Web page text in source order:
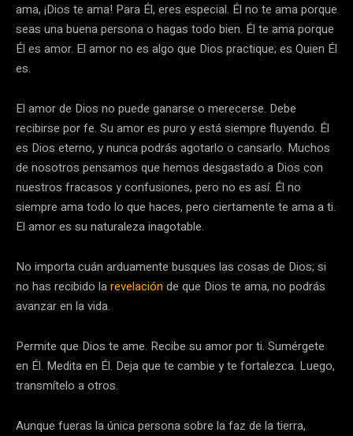
ama, ¡Dios te ama! Para Él, eres especial. Él no te ama porque
seas una buena persona o hagas todo bien. Él te ama porque
Él es amor. El amor no es algo que Dios practique; es Quien Él
es.
El amor de Dios no puede ganarse o merecerse. Debe
recibirse por fe. Su amor es puro y está siempre fluyendo. Él
es Dios eterno, y nunca podrás agotarlo o cansarlo. Muchos
de nosotros pensamos que hemos desgastado a Dios con
nuestros fracasos y confusiones, pero no es así. Él no
siempre ama todo lo que haces, pero ciertamente te ama a ti.
El amor es su naturaleza inagotable.
No importa cuán arduamente busques las cosas de Dios; si
no has recibido larevelaciónde que Dios te ama, no podrás
avanzar en la vida.
Permite que Dios te ame. Recibe su amor por ti. Sumérgete
en Él. Medita en Él. Deja que te cambie y te fortalezca. Luego,
transmítelo a otros.
Aunque fueras la única persona sobre la faz de la tierra,